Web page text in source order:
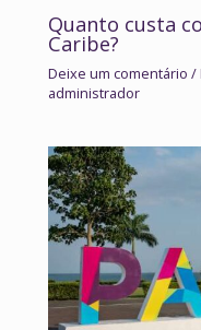
Quanto custa
Caribe?
Deixe um comentário /
administrador